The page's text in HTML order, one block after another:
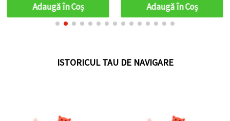
Adaugă în Coş Adaugă în Coş
ISTORICUL TAU DE NAVIGARE